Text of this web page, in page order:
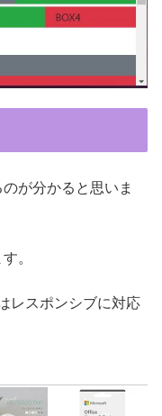
が分かると思いま
。
レスポンシブに対応